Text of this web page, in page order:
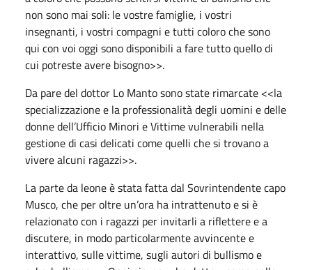
non sono mai soli: le vostre famiglie, i vostri
insegnanti, i vostri compagni e tutti coloro che sono
qui con voi oggi sono disponibili a fare tutto quello di
cui potreste avere bisogno>>.
Da pare del dottor Lo Manto sono state rimarcate <<la
specializzazione e la professionalità degli uomini e delle
donne dell’Ufficio Minori e Vittime vulnerabili nella
gestione di casi delicati come quelli che si trovano a
vivere alcuni ragazzi>>.
La parte da leone è stata fatta dal Sovrintendente capo
Musco, che per oltre un’ora ha intrattenuto e si è
relazionato con i ragazzi per invitarli a riflettere e a
discutere, in modo particolarmente avvincente e
interattivo, sulle vittime, sugli autori di bullismo e